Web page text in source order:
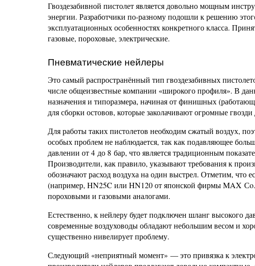
Гвоздезабивной пистолет является довольно мощным
энергии. Разработчики по-разному подошли к решению
эксплуатационных особенностях конкретного класса.
газовые, пороховые, электрические.
Пневматические нейлеры
Это самый распространённый тип гвоздезабивных
числе общеизвестные компании «широкого профиля». В
назначения и типоразмера, начиная от финишных
для сборки остовов, которые заколачивают огромные
Для работы таких пистолетов необходим сжатый воздух,
особых проблем не наблюдается, так как подавляющее
давлении от 4 до 8 бар, что является традиционным
Производители, как правило, указывают требования к
обозначают расход воздуха на один выстрел. Отметим,
(например, HN25C или HN120 от японской фирмы MAX Сo.
пороховыми и газовыми аналогами.
Естественно, к нейлеру будет подключен шланг высокого
современные воздуховоды обладают небольшим весом и
существенно нивелирует проблему.
Следующий «неприятный момент» — это привязка к